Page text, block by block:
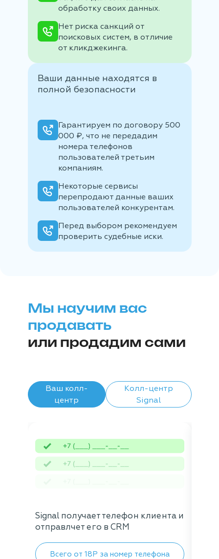
обработку своих данных.
Нет риска санкций от
поисковых систем, в отличие
от кликджекинга.
Ваши данные находятся в
полной безопасности
Гарантируем по договору 500
000 ₽, что не передадим
номера телефонов
пользователей третьим
компаниям.
Некоторые сервисы
перепродают данные ваших
пользователей конкурентам.
Перед выбором рекомендуем
проверить судебные иски.
Мы научим вас
продавать
или продадим сами
Ваш колл-
центр
Колл-центр
Signal
Signal получает телефон клиента и
отправлчет его в CRM
Всего от 18Р за номер телефона